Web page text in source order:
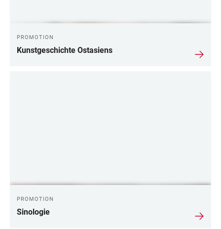
PROMOTION
Kunstgeschichte Ostasiens
PROMOTION
Sinologie